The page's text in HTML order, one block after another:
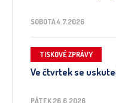
SOBOTA 4.7.2026
TISKOVÉ ZPRÁVY
Ve čtvrtek se
PÁTEK 26.6.2026